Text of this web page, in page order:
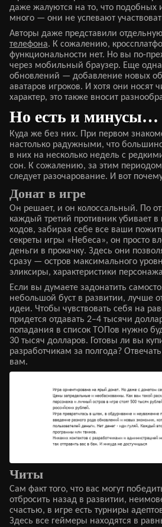
даже жалуются на то, что подобных
много — они не успевают
Авторы даже представили
телефона. К сожалению,
функциональности нет. Но вы по-
через мобильный браузер. Еще одна
обновлений — добавление новых
аватаров игроков. И хотя они носят
характер, это также вносит
Но есть и минусы…
Куда же без них. При первом
настолько радужными, что
в них на несколько недель с
сон. К сожалению, за этим
следует разочарование. И вот
Донат в игре
Он решает, и он колоссальный. По
каждый третий противник убивает в
ходов, забирая себе все ваши
секреты игры «Небеса», он просто
деньги в прокачку. Здесь они
сразу — остров максимального
эликсиры, характеристики
Если вы думаете задонатить
небольшой буст в развитии, лучше
идеи. Чтобы чувствовать себя на
придется отдавать 2–4 тысячи
попадания в список ТОПов нужно
30 тысяч долларов. Готовы ли вы
разработчикам за полгода?
вам.
Читы
Сам факт того, что вас могут
отбросить назад в развитии,
счастью, в игре есть турниры
Здесь все геймеры находятся в